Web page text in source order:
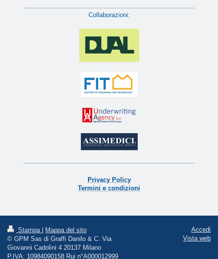
Collaborazioni:
Privacy Policy
Termini e condizioni
Stampa | Mappa del sito
© GPM Sas di Graffi Danilo & C. Via
Giovanni Cadolini 4 20137 Milano
P.IVA: 10984090158 Rui n°A000012999
Accedi
Vista web